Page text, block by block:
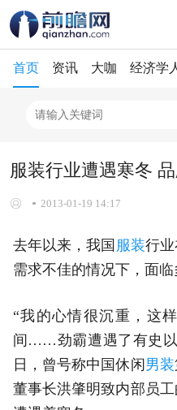
首页 资讯 大咖 经济学
服装行业遭遇寒冬
2013-01-19 14:17
去年以来，我国 服装行
需求不佳的情况下，面临
“我的心情很沉重，这
间……劲霸遭遇了有史
日，曾号称中国休闲男装
董事长洪肇明致内部员